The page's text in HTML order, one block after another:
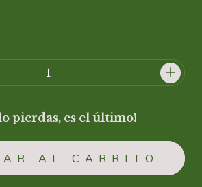
pierdas, es el último!